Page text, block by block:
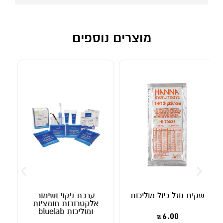
מוצרים נוספים
ערכת ניקוי ושימור
ומוליכות bluelab
נוזל כיול pH7
45.00